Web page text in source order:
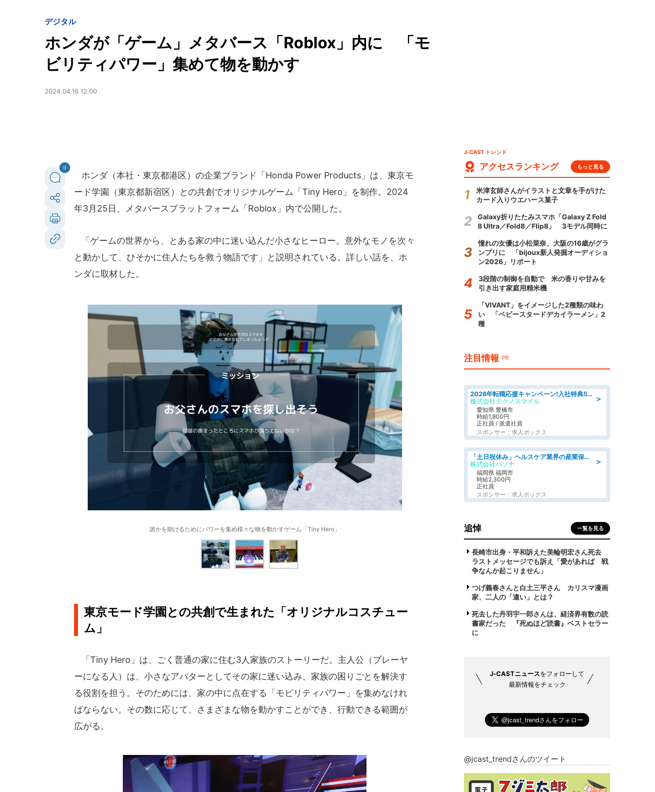
デジタル
ホンダが「ゲーム」メタバース「Roblox」内に 「モ
ビリティパワー」集めて物を動かす
2024.04.16 12:00
0
ホンダ（本社・東京都港区）の企業ブランド「Honda Power Products」は、東京モ
ード学園（東京都新宿区）との共創でオリジナルゲーム「Tiny Hero」を制作。2024
年3月25日、メタバースプラットフォーム「Roblox」内で公開した。
「ゲームの世界から、とある家の中に迷い込んだ小さなヒーロー。意外なモノを次々
と動かして、ひそかに住人たちを救う物語です」と説明されている。詳しい話を、ホ
ンダに取材した。
誰かを助けるためにパワーを集め様々な物を動かすゲーム「Tiny Hero」
東京モード学園との共創で生まれた「オリジナルコスチュー
ム」
「Tiny Hero」は、ごく普通の家に住む3人家族のストーリーだ。主人公（プレーヤ
ーになる人）は、小さなアバターとしてその家に迷い込み、家族の困りごとを解決す
る役割を担う。そのためには、家の中に点在する「モビリティパワー」を集めなけれ
ばならない。その数に応じて、さまざまな物を動かすことができ、行動できる範囲が
広がる。
J-CAST トレンド
アクセスランキング もっと見る
米津玄師さんがイラストと文章を手がけた
カード入りウエハース菓子
Galaxy折りたたみスマホ「Galaxy Z Fold
8 Ultra／Fold8／Flip8」 3モデル同時に
憧れの女優は小松菜奈、大阪の16歳がグラ
ンプリに 「bijoux新人発掘オーディショ
ン2026」リポート
3段階の制御を自動で 米の香りや甘みを
引き出す家庭用精米機
「VIVANT」をイメージした2種類の味わ
い 「ベビースタードデカイラーメン」2
種
注目情報 PR
＞
2026年転職応援キャンペーン!入社特典58万円/デンソーで働こう!自動車工場で小型部品の検査業務 denso aichi
株式会社テクノスマイル
愛知県 豊橋市
時給1,800円
正社員 / 派遣社員
スポンサー：求人ボックス
＞
「土日祝休み」ヘルスケア業界の産業保健師/高時給/未経験OK/要資格:保健師、正看護師
株式会社パソナ
福岡県 福岡市
時給2,300円
正社員
スポンサー：求人ボックス
追悼 一覧を見る
長崎市出身・平和訴えた美輪明宏さん死去
ラストメッセージでも訴え「愛があれば 戦
争なんか起こりません」
つげ義春さんと白土三平さん カリスマ漫画
家、二人の「違い」とは？
死去した丹羽宇一郎さんは、経済界有数の読
書家だった 『死ぬほど読書』ベストセラー
に
J-CASTニュースをフォローして
最新情報をチェック
@jcast_trendさんのツイート